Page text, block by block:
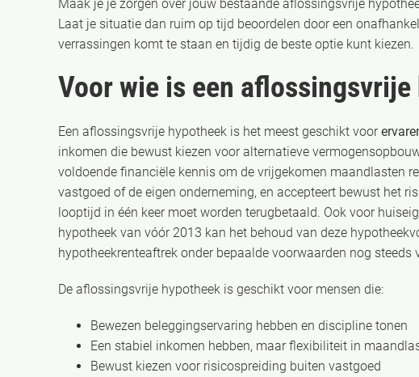
Maak je je zorgen over jouw bestaande aflossingsvrije
Laat je situatie dan ruim op tijd beoordelen door een
verrassingen komt te staan en tijdig de beste optie kunt kiezen.
Voor wie is een
Een aflossingsvrije hypotheek is het meest geschikt voor
inkomen die bewust kiezen voor alternatieve
voldoende financiële kennis om de vrijgekomen maandlasten
vastgoed of de eigen onderneming, en accepteert bewust het
looptijd in één keer moet worden terugbetaald. Ook voor
hypotheek van vóór 2013 kan het behoud van deze
hypotheekrenteaftrek onder bepaalde voorwaarden nog steeds
De aflossingsvrije hypotheek is geschikt voor mensen die:
Bewezen beleggingservaring hebben en discipline tonen
Een stabiel inkomen hebben, maar flexibiliteit in
Bewust kiezen voor risicospreiding buiten vastgoed